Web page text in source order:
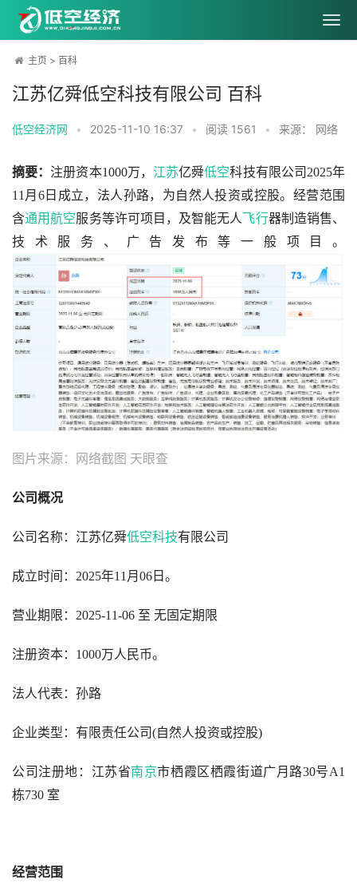
主页 > 百科
江苏亿舜低空科技有限公司 百科
低空经济网 • 2025-11-10 16:37 • 阅读 1561 • 来源： 网络
摘要： 注册资本1000万， 江苏亿舜低空科技有限公司2025年
11月6日成立，法人孙路，为自然人投资或控股。经营范围
含通用航空服务等许可项目，及智能无人飞行器制造销售、
技术服务、广告发布等一般项目。
图片来源：网络截图 天眼查
公司概况
公司名称：江苏亿舜低空科技有限公司
成立时间：2025年11月06日。
营业期限： 2025-11-06 至 无固定期限
注册资本：1000万人民币。
法人代表：孙路
企业类型：有限责任公司(自然人投资或控股)
公司注册地：江苏省南京市栖霞区栖霞街道广月路30号A1
栋730 室
经营范围